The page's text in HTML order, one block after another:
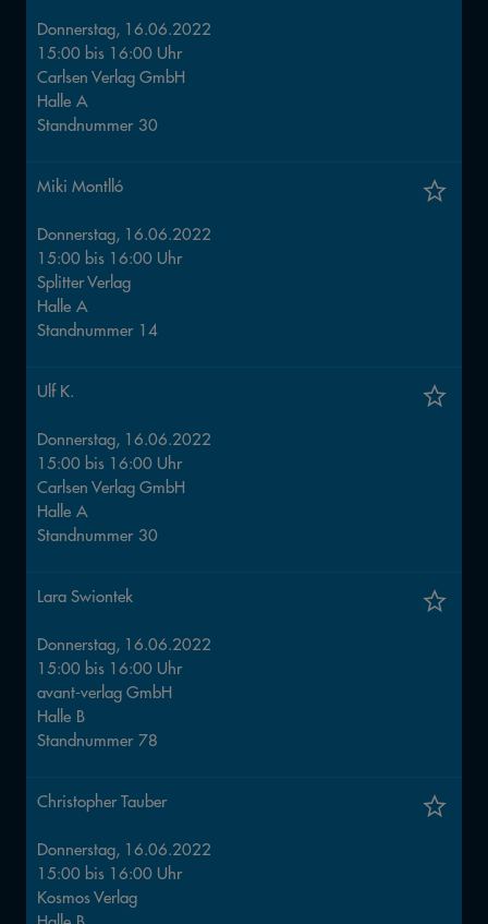
Donnerstag, 16.06.2022
15:00 bis 16:00 Uhr
Carlsen Verlag GmbH
Halle A
Standnummer 30
Miki Montlló
Donnerstag, 16.06.2022
15:00 bis 16:00 Uhr
Splitter Verlag
Halle A
Standnummer 14
Ulf K.
Donnerstag, 16.06.2022
15:00 bis 16:00 Uhr
Carlsen Verlag GmbH
Halle A
Standnummer 30
Lara Swiontek
Donnerstag, 16.06.2022
15:00 bis 16:00 Uhr
avant-verlag GmbH
Halle B
Standnummer 78
Christopher Tauber
Donnerstag, 16.06.2022
15:00 bis 16:00 Uhr
Kosmos Verlag